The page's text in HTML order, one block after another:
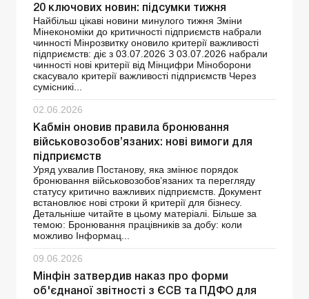
20 ключових новин: підсумки тижня
Найбільш цікаві новини минулого тижня Зміни
Мінекономіки до критичності підприємств набрали
чинності Мінрозвитку оновило критерії важливості
підприємств: діє з 03.07.2026 З 03.07.2026 набрали
чинності нові критерії від Мінцифри Міноборони
скасувало критерії важливості підприємств Через
сумісникі...
02.06.2026
Кабмін оновив правила бронювання
військовозобов’язаних: нові вимоги для
підприємств
Уряд ухвалив Постанову, яка змінює порядок
бронювання військовозобов’язаних та перегляду
статусу критично важливих підприємств. Документ
встановлює нові строки й критерії для бізнесу.
Детальніше читайте в цьому матеріалі. Більше за
темою: Бронювання працівників за добу: коли
можливо Інформац...
09.06.2026
Мінфін затвердив наказ про форми
об'єднаної звітності з ЄСВ та ПДФО для